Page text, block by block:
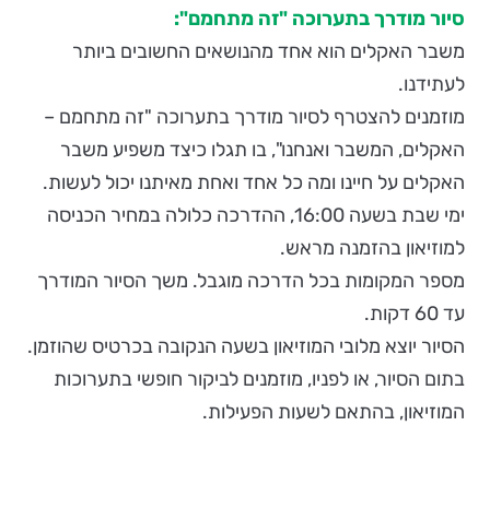
סיור מודרך בתערוכה "זה מתחמם":
משבר האקלים הוא אחד מהנושאים החשובים ביותר
לעתידנו.
מוזמנים להצטרף לסיור מודרך בתערוכה "זה מתחמם –
האקלים, המשבר ואנחנו", בו תגלו כיצד משפיע משבר
האקלים על חיינו ומה כל אחד ואחת מאיתנו יכול לעשות.
ימי שבת בשעה 16:00, ההדרכה כלולה במחיר הכניסה
למוזיאון בהזמנה מראש.
מספר המקומות בכל הדרכה מוגבל. משך הסיור המודרך
עד 60 דקות.
הסיור יוצא מלובי המוזיאון בשעה הנקובה בכרטיס שהוזמן.
בתום הסיור, או לפניו, מוזמנים לביקור חופשי בתערוכות
המוזיאון, בהתאם לשעות הפעילות.